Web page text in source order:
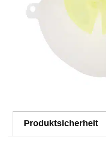
Produktsicherheit